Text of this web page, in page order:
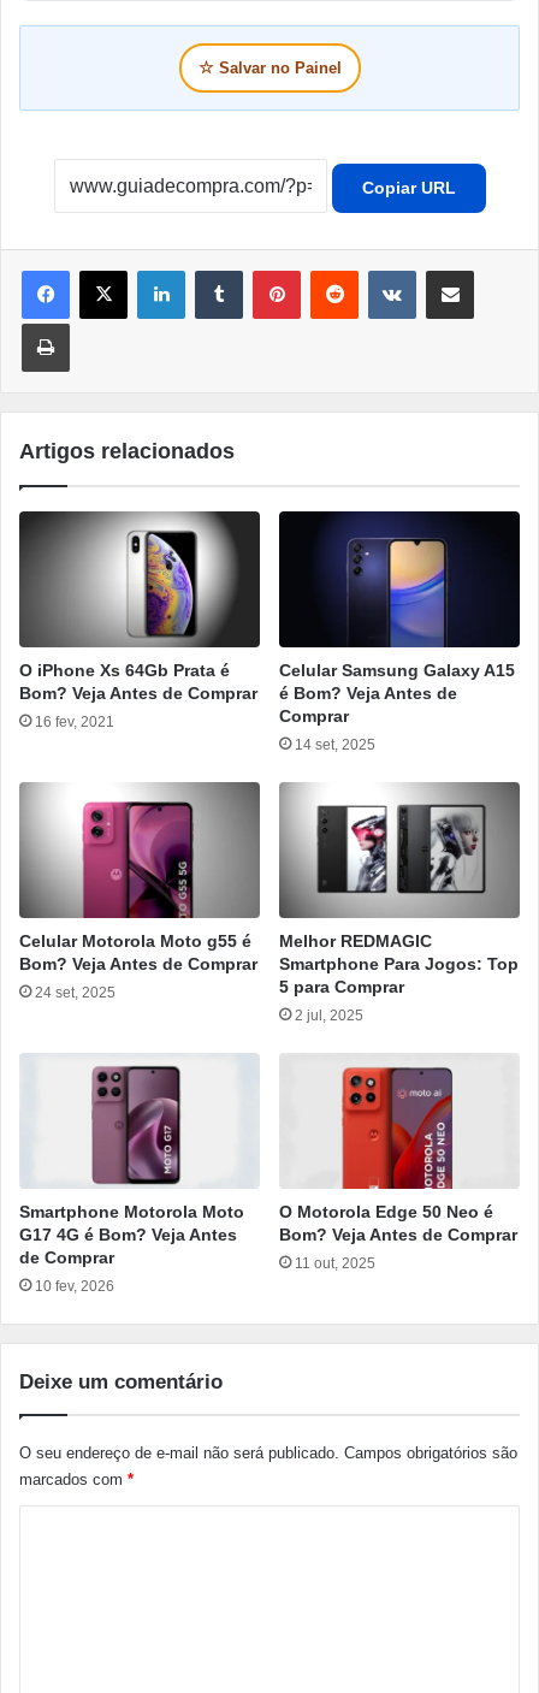
☆ Salvar no Painel
Copiar URL
LinkedinTumblr PinterestReddit VK Compartilhar por e-mail
Imprimir
Artigos relacionados
O iPhone Xs 64Gb Prata é
Bom? Veja Antes de Comprar
16 fev, 2021
Celular Samsung Galaxy A15
é Bom? Veja Antes de
Comprar
14 set, 2025
Celular Motorola Moto g55 é
Bom? Veja Antes de Comprar
24 set, 2025
Melhor REDMAGIC
Smartphone Para Jogos: Top
5 para Comprar
2 jul, 2025
Smartphone Motorola Moto
G17 4G é Bom? Veja Antes
de Comprar
10 fev, 2026
O Motorola Edge 50 Neo é
Bom? Veja Antes de Comprar
11 out, 2025
Deixe um comentário
O seu endereço de e-mail não será publicado. Campos obrigatórios são
marcados com *